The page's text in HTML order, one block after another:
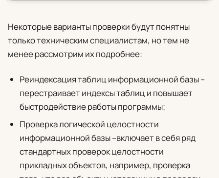
Некоторые варианты проверки будут понятны
только техническим специалистам, но тем не
менее рассмотрим их подробнее:
Реиндексация таблиц информационной базы–
перестраивает индексы таблиц и повышает
быстродействие работы программы;
Проверка логической целостности
информационной базы–включает в себя ряд
стандартных проверок целостности
прикладных объектов, например, проверка